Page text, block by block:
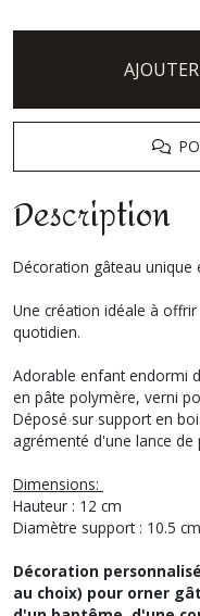
Description
Décoration gâteau unique
Une création idéale à
quotidien.
Adorable enfant endormi
en pâte polymère, verni
Déposé sur support en
agrémenté d'une lance de
Dimensions:
Hauteur : 12 cm
Diamètre support : 10.5 cm
Décoration
au choix) pour orner